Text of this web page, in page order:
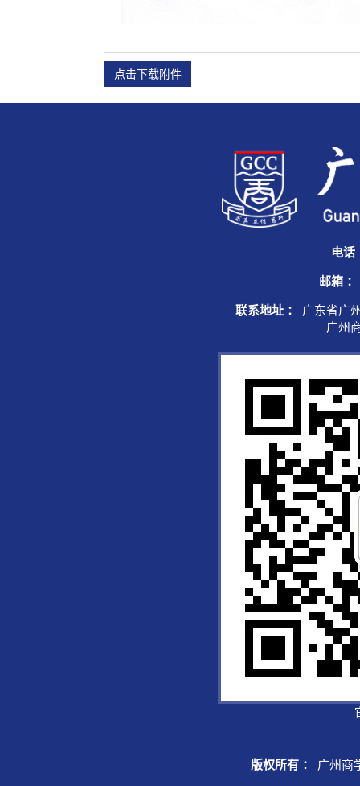
点击下载附件
电话
邮箱 ：
联系地址 ：
广东省广
广州商学院
版权所有 ： 广州商